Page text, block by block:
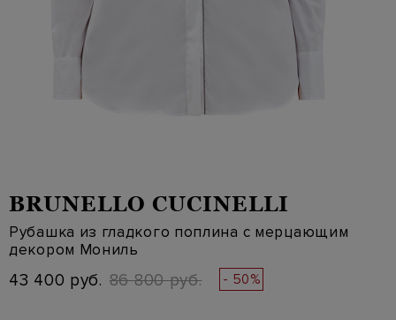
BRUNELLO CUCINELLI
Рубашка из гладкого поплина с мерцающим
декором Мониль
43 400 руб. 86 800 руб. - 50%